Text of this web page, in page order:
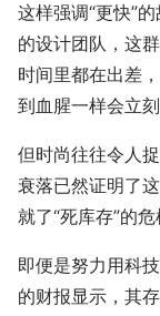
这样强调“更快”
的设计团队，这
时间里都在出差
到血腥一样会立刻
但时尚往往令人
衰落已然证明了
就了“死库存”的危
即便是努力用科
的财报显示，其